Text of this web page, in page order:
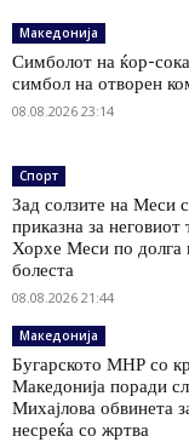
Македонија
Симболот на ќор-
симбол на отворен
08.08.2026 23:14
Спорт
Зад солзите на Меси
приказна за
Хорхе Меси по долга
болеста
08.08.2026 21:44
Македонија
Бугарското МНР со
Македонија поради
Михајлова обвинета
несреќа со жртва